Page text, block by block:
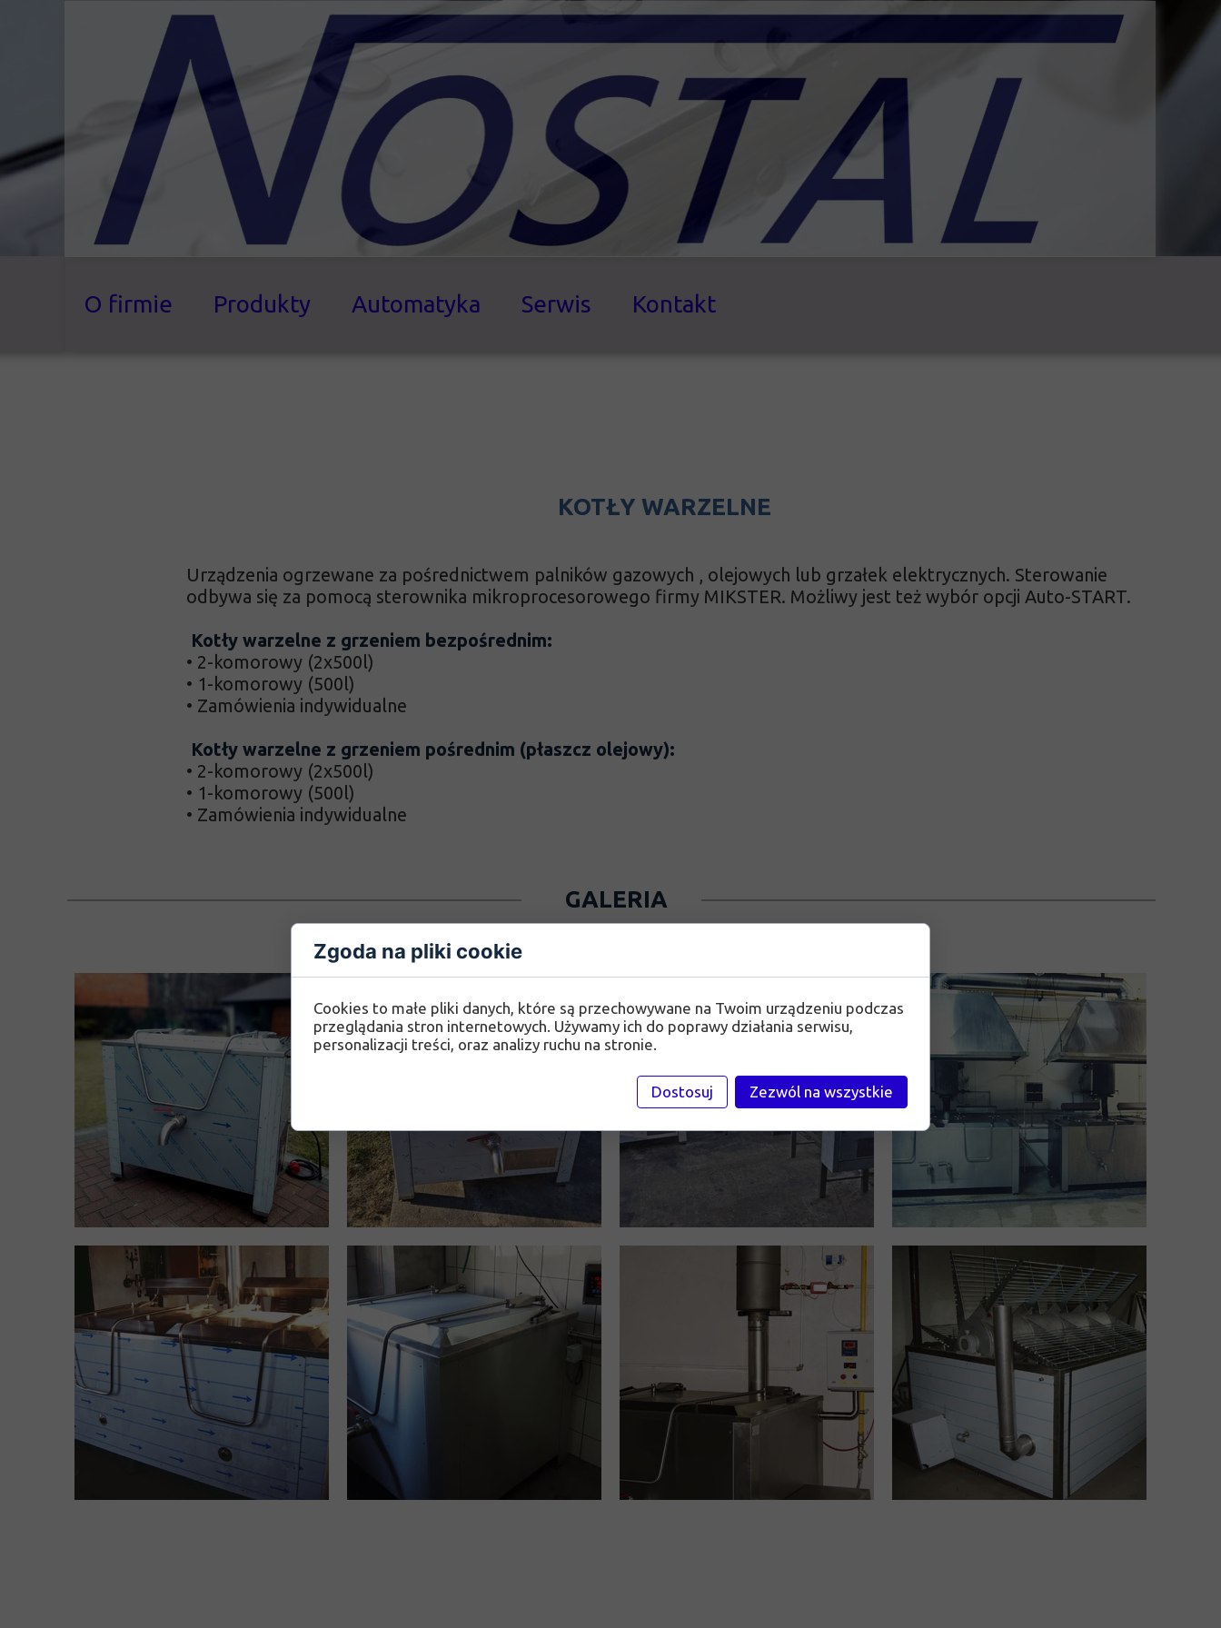
GALERIA
KOTŁY WARZELNE
Urządzenia ogrzewane za pośrednictwem palników gazowych , olejowych lub grzałek elektrycznych. Sterowanie
odbywa się za pomocą sterownika mikroprocesorowego firmy MIKSTER. Możliwy jest też wybór opcji Auto-START.
Kotły warzelne z grzeniem bezpośrednim:
• 2-komorowy (2x500l)
• 1-komorowy (500l)
• Zamówienia indywidualne
Kotły warzelne z grzeniem pośrednim (płaszcz olejowy):
• 2-komorowy (2x500l)
• 1-komorowy (500l)
• Zamówienia indywidualne
O firmie Produkty
Masownice próżniowe , Mieszałki Farszu
Pozostałe
Automatyka Serwis Kontakt
Zgoda na pliki cookie
Cookies to małe pliki danych, które są przechowywane na Twoim urządzeniu podczas
przeglądania stron internetowych. Używamy ich do poprawy działania serwisu,
personalizacji treści, oraz analizy ruchu na stronie.
Dostosuj Zezwól na wszystkie